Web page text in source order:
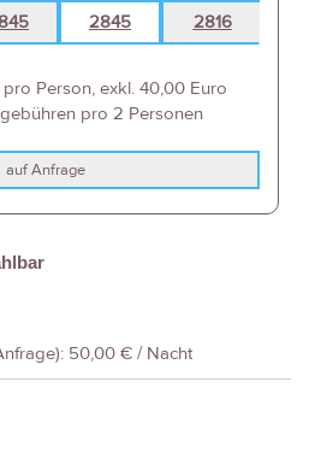
2845 2816
Person, exkl. 40,00 Euro
pro 2 Personen
auf Anfrage
50,00 € / Nacht